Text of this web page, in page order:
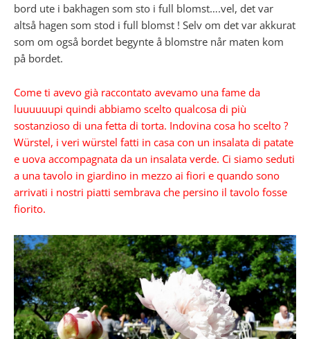
bord ute i bakhagen som sto i full blomst….vel, det var
altså hagen som stod i full blomst ! Selv om det var akkurat
som om også bordet begynte å blomstre når maten kom
på bordet.
Come ti avevo già raccontato avevamo una fame da
luuuuuupi quindi abbiamo scelto qualcosa di più
sostanzioso di una fetta di torta. Indovina cosa ho scelto ?
Würstel, i veri würstel fatti in casa con un insalata di patate
e uova accompagnata da un insalata verde. Ci siamo seduti
a una tavolo in giardino in mezzo ai fiori e quando sono
arrivati i nostri piatti sembrava che persino il tavolo fosse
fiorito.